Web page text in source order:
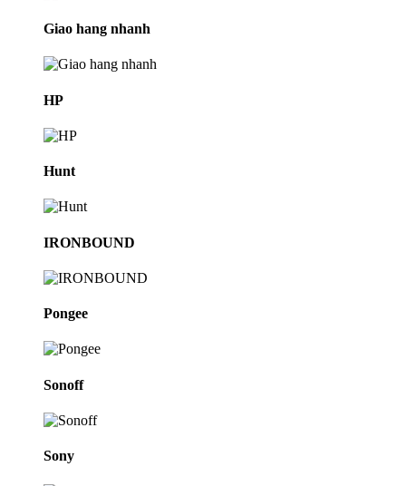
Giao hang nhanh
HP
Hunt
IRONBOUND
Pongee
Sonoff
Sony